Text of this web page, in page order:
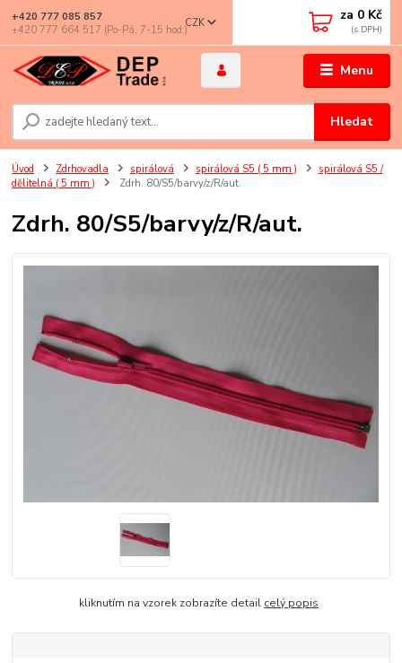
Menu
CZK
Hledat
+420 777 085 857
+420 777 664 517 (Po-Pá, 7-15 hod.)
za 0 Kč
Úvod Zdrhovadla spirálová spirálová S5 ( 5 mm )
spirálová S5 /
dělitelná ( 5 mm )
Zdrh. 80/S5/barvy/z/R/aut.
Zdrh. 80/S5/barvy/z/R/aut.
kliknutím na vzorek zobrazíte detail celý popis